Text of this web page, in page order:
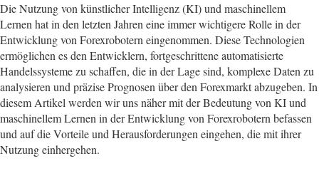
Die Nutzung von künstlicher Intelligenz (KI) und maschinellem
Lernen hat in den letzten Jahren eine immer wichtigere Rolle in der
Entwicklung von Forexrobotern eingenommen. Diese Technologien
ermöglichen es den Entwicklern, fortgeschrittene automatisierte
Handelssysteme zu schaffen, die in der Lage sind, komplexe Daten zu
analysieren und präzise Prognosen über den Forexmarkt abzugeben. In
diesem Artikel werden wir uns näher mit der Bedeutung von KI und
maschinellem Lernen in der Entwicklung von Forexrobotern befassen
und auf die Vorteile und Herausforderungen eingehen, die mit ihrer
Nutzung einhergehen.